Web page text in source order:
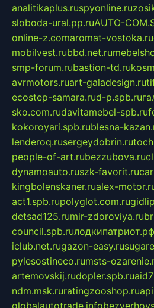
analitikaplus.ruspyonline.ru
sloboda-ural.pp.ruAUTO-
online-z.comaromat-vostoka.ru
mobilvest.rubbd.net.ru
smp-forum.rubastion-td.ru
avrmotors.ruart-galadesign.ru
ecostep-samara.rud-p.spb.ru
sko.com.rudavitamebel-spb.ru
kokoroyari.spb.rublesna-
lenderoq.rusergeydobrin.ru
people-of-art.rubezzubova.ru
dynamoauto.ruszk-favorit.ru
kingbolenskaner.rualex-
act1.spb.rupolyglot.com.ru
detsad125.rumir-zdoroviya.ru
council.spb.ruлодкипатриот.рф
iclub.net.rugazon-easy.ru
pylesostineco.rumsts-
artemovskij.rudopler.spb.ru
ndm.msk.ruratingzooshop.ru